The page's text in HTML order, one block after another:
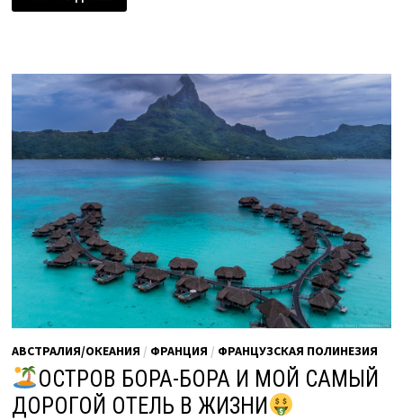
АВСТРАЛИЯ/ОКЕАНИЯ / ФРАНЦИЯ / ФРАНЦУЗСКАЯ ПОЛИНЕЗИЯ
ОСТРОВ БОРА-БОРА И МОЙ САМЫЙ
ДОРОГОЙ ОТЕЛЬ В ЖИЗНИ